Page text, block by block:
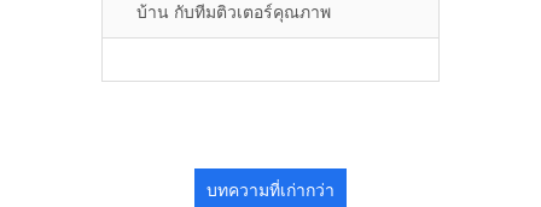
บ้าน กับทีมติวเตอร์คุณภาพ
บทความที่เก่ากว่า